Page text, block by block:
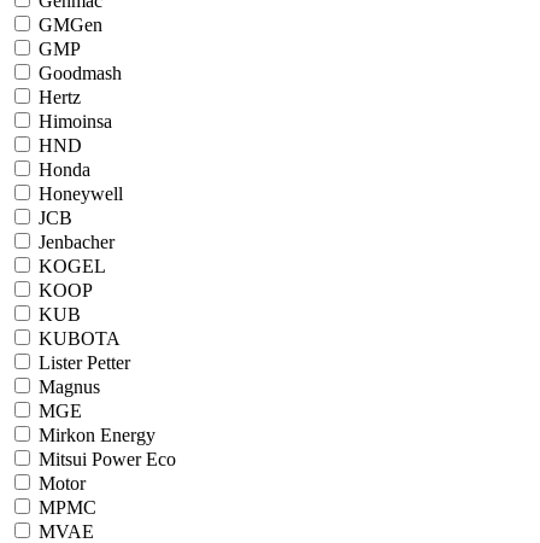
GMGen
GMP
Goodmash
Hertz
Himoinsa
HND
Honda
Honeywell
JCB
Jenbacher
KOGEL
KOOP
KUB
KUBOTA
Lister Petter
Magnus
MGE
Mirkon Energy
Mitsui Power Eco
Motor
MPMC
MVAE